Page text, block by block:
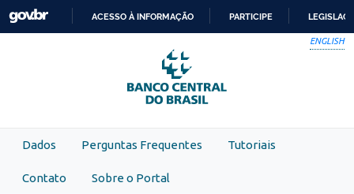
Skip to main content
PARA
O
CONTEÚDO
ACESSO À INFORMAÇÃO PARTICIPE
ENGLISH
Dados Perguntas Frequentes Tutoriais
Contato Sobre o Portal